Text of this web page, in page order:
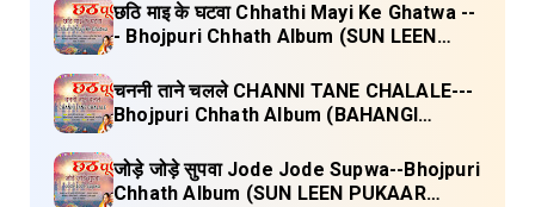
छठि माइ के घटवा Chhathi Mayi Ke Ghatwa --
- Bhojpuri Chhath Album (SUN LEEN
Lyrics
चननी ताने चलले CHANNI TANE CHALALE---
Bhojpuri Chhath Album (BAHANGI
जोड़े जोड़े सुपवा Jode Jode Supwa--Bhojpuri
Chhath Album (SUN LEEN PUKAAR